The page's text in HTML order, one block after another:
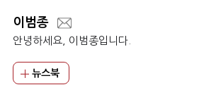
이범종
안녕하세요, 이범종입니다.
뉴스북